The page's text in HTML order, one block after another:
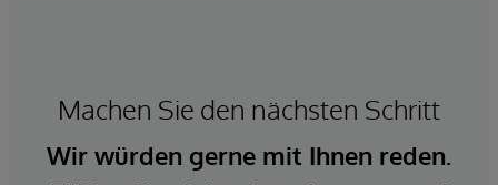
Machen Sie den nächsten Schritt
Wir würden gerne mit Ihnen reden.